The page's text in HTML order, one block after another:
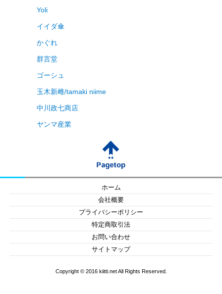
Yoli
イイダ傘
かぐれ
群言堂
ゴーシュ
玉木新雌/tamaki niime
中川政七商店
ヤンマ産業
ホーム
会社概要
プライバシーポリシー
特定商取引法
お問い合わせ
サイトマップ
Copyright © 2016 kiitti.net All Rights Reserved.